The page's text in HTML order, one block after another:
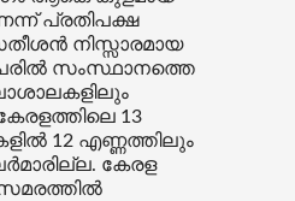
പ്രതിപക്ഷ
നിസ്സാരമായ
സംസ്ഥാനത്തെ
13
12 എണ്ണത്തിലും
കേരള